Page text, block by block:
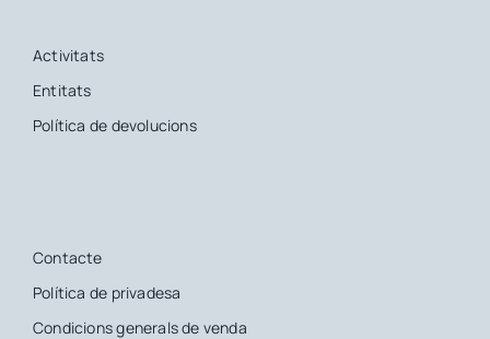
Activitats
Entitats
Política de devolucions
Contacte
Política de privadesa
Condicions generals de venda